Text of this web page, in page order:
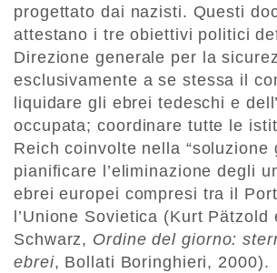
progettato dai nazisti. Questi
attestano i tre obiettivi politici
Direzione generale per la
esclusivamente a se stessa il
liquidare gli ebrei tedeschi e
occupata; coordinare tutte le
Reich coinvolte nella “soluzione
pianificare l’eliminazione degli
ebrei europei compresi tra il
l’Unione Sovietica (Kurt Pätzold
Schwarz, Ordine del giorno:
ebrei, Bollati Boringhieri, 2000).